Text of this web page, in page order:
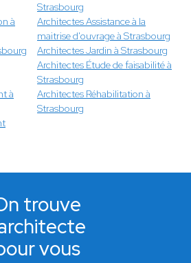
Strasbourg
à
Architectes Assistance à la
maitrise d'ouvrage à Strasbourg
Architectes Jardin à Strasbourg
Architectes Étude de faisabilité à
Strasbourg
à
Architectes Réhabilitation à
Strasbourg
trouve
vous